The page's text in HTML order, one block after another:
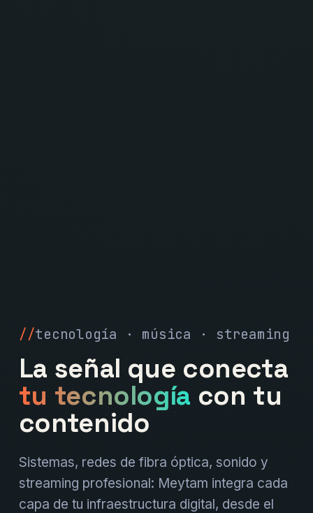
tecnología · música · streaming
La señal que conecta
tu tecnología con tu
contenido
Sistemas, redes de fibra óptica, sonido y
streaming profesional: Meytam integra cada
capa de tu infraestructura digital, desde el